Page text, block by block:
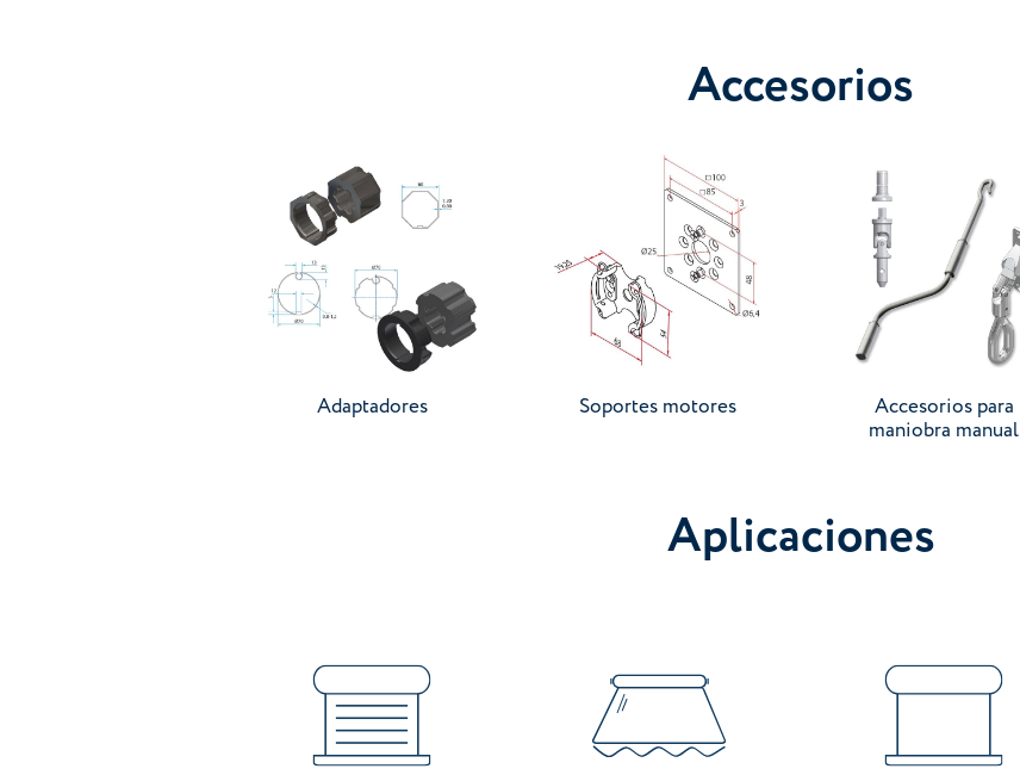
Accesorios
Adaptadores Soportes motores
Accesorios para
maniobra manual
Aplicaciones